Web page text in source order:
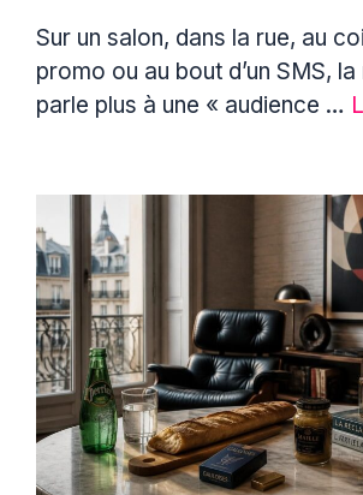
Sur un salon, dans la rue, au
promo ou au bout d’un SMS,
parle plus à une « audience …